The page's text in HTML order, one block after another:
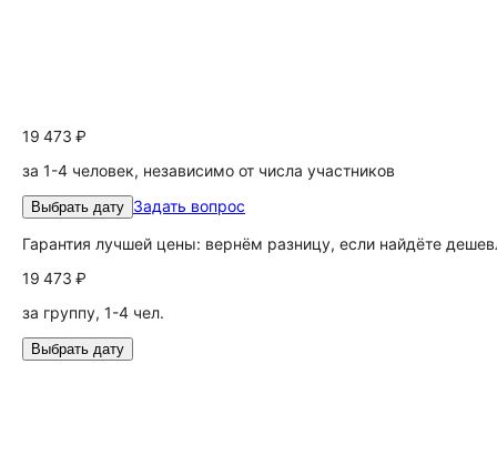
19 473 ₽
за 1-4 человек, независимо от числа участников
Выбрать дату Задать вопрос
Гарантия лучшей цены: вернём разницу, если найдёте
19 473 ₽
за группу, 1-4 чел.
Выбрать дату